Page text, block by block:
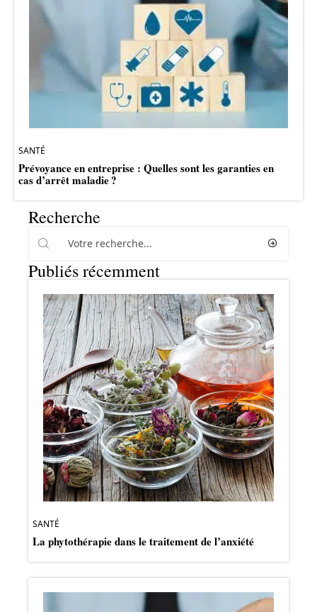
SANTÉ
Prévoyance en entreprise : Quelles sont les garanties en
cas d’arrêt maladie ?
Recherche
Publiés récemment
SANTÉ
La phytothérapie dans le traitement de l’anxiété